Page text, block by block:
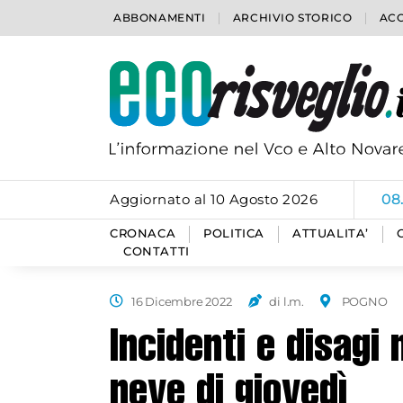
ABBONAMENTI ARCHIVIO STORICO
Aggiornato al 10 Agosto 2026
CRONACA POLITICA ATTUALITA’
CONTATTI
16 Dicembre 2022 di l.m. POGNO
Incidenti e disagi